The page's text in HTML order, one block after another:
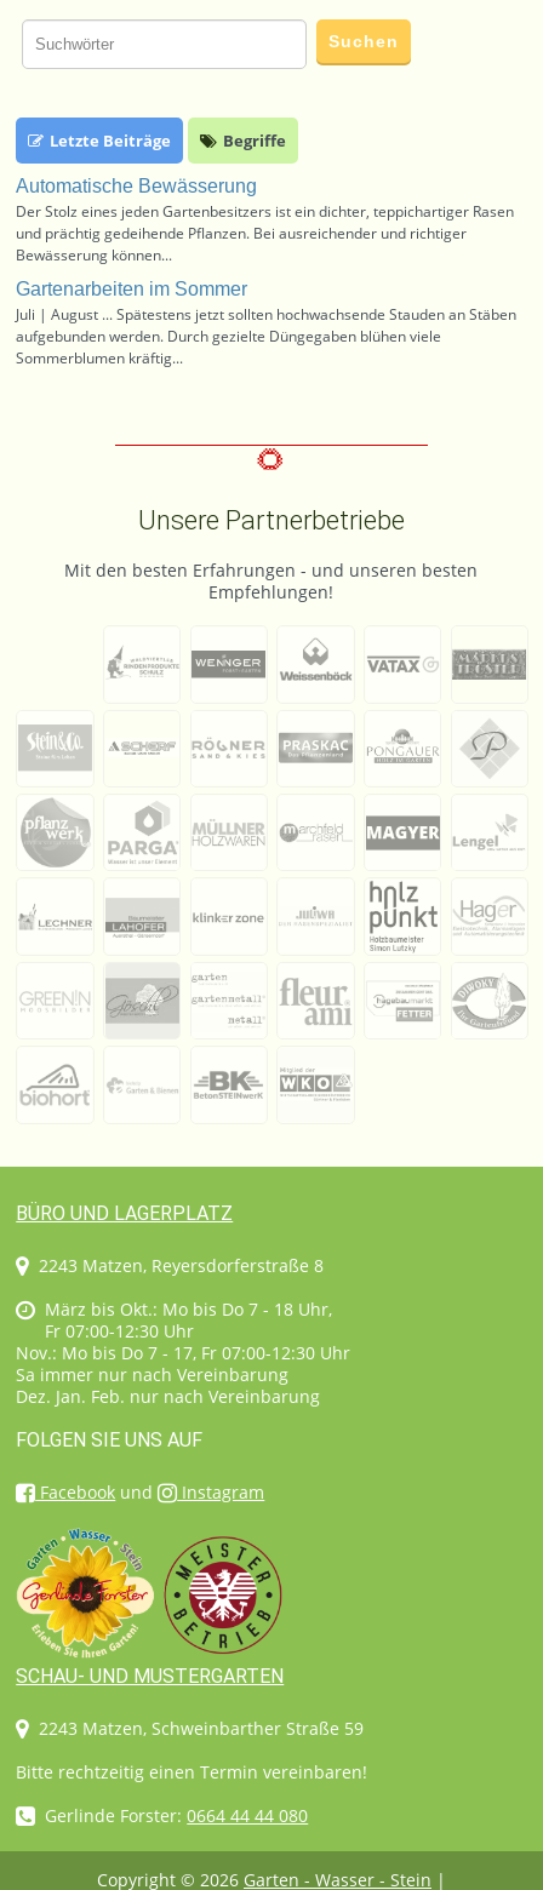
Letzte Beiträge Begriffe
Automatische Bewässerung
Der Stolz eines jeden Gartenbesitzers ist ein dichter, teppichartiger Rasen
und prächtig gedeihende Pflanzen. Bei ausreichender und richtiger
Bewässerung können...
Gartenarbeiten im Sommer
Juli | August ... Spätestens jetzt sollten hochwachsende Stauden an Stäben
aufgebunden werden. Durch gezielte Düngegaben blühen viele
Sommerblumen kräftig...
Unsere Partnerbetriebe
Mit den besten Erfahrungen - und unseren besten
Empfehlungen!
BÜRO UND LAGERPLATZ
2243 Matzen, Reyersdorferstraße 8
März bis Okt.: Mo bis Do 7 - 18 Uhr,
Fr 07:00-12:30 Uhr
Nov.: Mo bis Do 7 - 17, Fr 07:00-12:30 Uhr
Sa immer nur nach Vereinbarung
Dez. Jan. Feb. nur nach Vereinbarung
FOLGEN SIE UNS AUF
Facebook und Instagram
SCHAU- UND MUSTERGARTEN
2243 Matzen, Schweinbarther Straße 59
Bitte rechtzeitig einen Termin vereinbaren!
Gerlinde Forster:0664 44 44 080
Copyright © 2026 Garten - Wasser - Stein |